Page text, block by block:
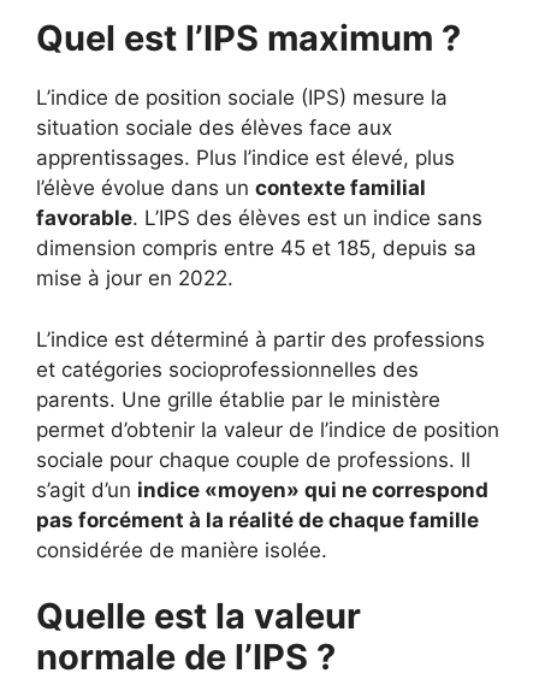
Quel est l’IPS maximum ?
L’indice de position sociale (IPS) mesure la
situation sociale des élèves face aux
apprentissages. Plus l’indice est élevé, plus
l’élève évolue dans un contexte familial
favorable. L’IPS des élèves est un indice sans
dimension compris entre 45 et 185, depuis sa
mise à jour en 2022.
L’indice est déterminé à partir des professions
et catégories socioprofessionnelles des
parents. Une grille établie par le ministère
permet d’obtenir la valeur de l’indice de position
sociale pour chaque couple de professions. Il
s’agit d’un indice «moyen» qui ne correspond
pas forcément à la réalité de chaque famille
considérée de manière isolée.
Quelle est la valeur
normale de l’IPS ?